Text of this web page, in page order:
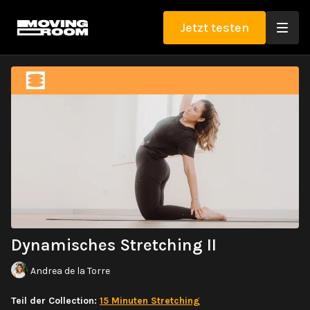
Jetzt testen
Dynamisches Stretching II
Andrea de la Torre
Teil der Collection: 15 Minuten Stretching